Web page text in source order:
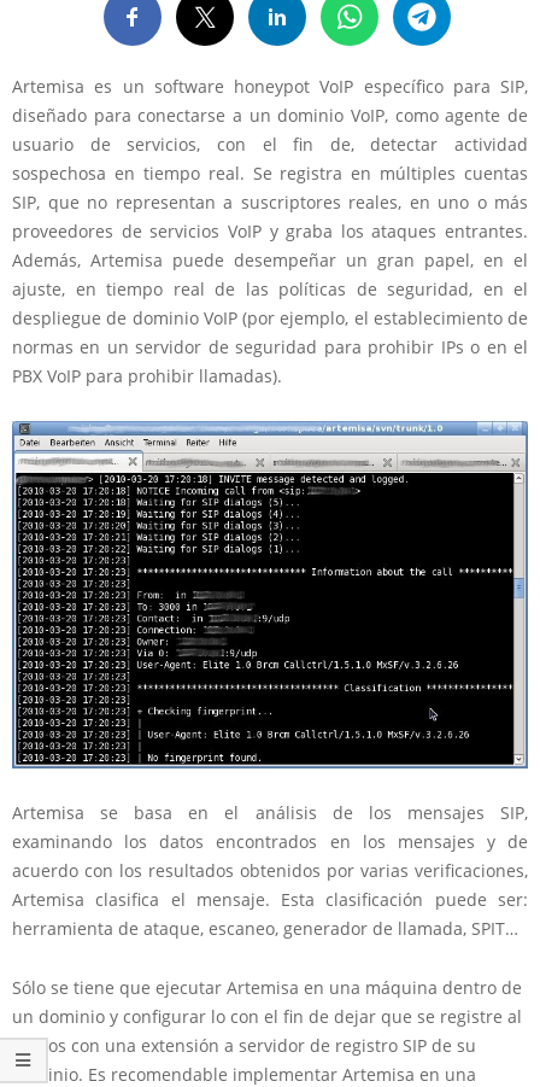
Artemisa es un software honeypot VoIP específico para SIP,
diseñado para conectarse a un dominio VoIP, como agente de
usuario de servicios, con el fin de, detectar actividad
sospechosa en tiempo real. Se registra en múltiples cuentas
SIP, que no representan a suscriptores reales, en uno o más
proveedores de servicios VoIP y graba los ataques entrantes.
Además, Artemisa puede desempeñar un gran papel, en el
ajuste, en tiempo real de las políticas de seguridad, en el
despliegue de dominio VoIP (por ejemplo, el establecimiento de
normas en un servidor de seguridad para prohibir IPs o en el
PBX VoIP para prohibir llamadas).
Artemisa se basa en el análisis de los mensajes SIP,
examinando los datos encontrados en los mensajes y de
acuerdo con los resultados obtenidos por varias verificaciones,
Artemisa clasifica el mensaje. Esta clasificación puede ser:
herramienta de ataque, escaneo, generador de llamada, SPIT…
Sólo se tiene que ejecutar Artemisa en una máquina dentro de
un dominio y configurar lo con el fin de dejar que se registre al
menos con una extensión a servidor de registro SIP de su
dominio. Es recomendable implementar Artemisa en una